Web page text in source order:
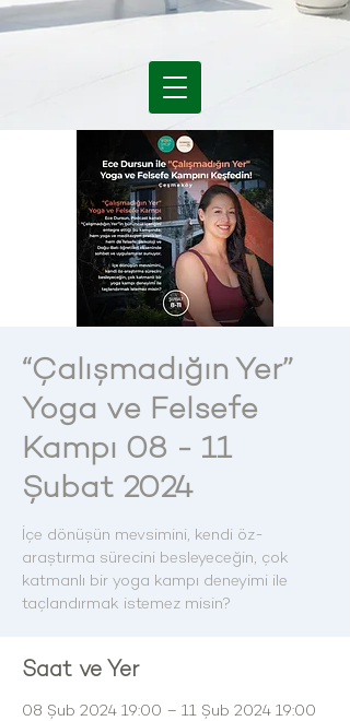
“Çalışmadığın Yer”
Yoga ve Felsefe
Kampı 08 - 11
Şubat 2024
İçe dönüşün mevsimini, kendi öz-
araştırma sürecini besleyeceğin, çok
katmanlı bir yoga kampı deneyimi ile
taçlandırmak istemez misin?
Saat ve Yer
08 Şub 2024 19:00 – 11 Şub 2024 19:00